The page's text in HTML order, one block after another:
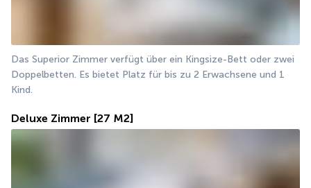
Das Superior Zimmer verfügt über ein Kingsize-Bett oder zwei
Doppelbetten. Es bietet Platz für bis zu 2 Erwachsene und 1
Kind.
Deluxe Zimmer [27 M2]